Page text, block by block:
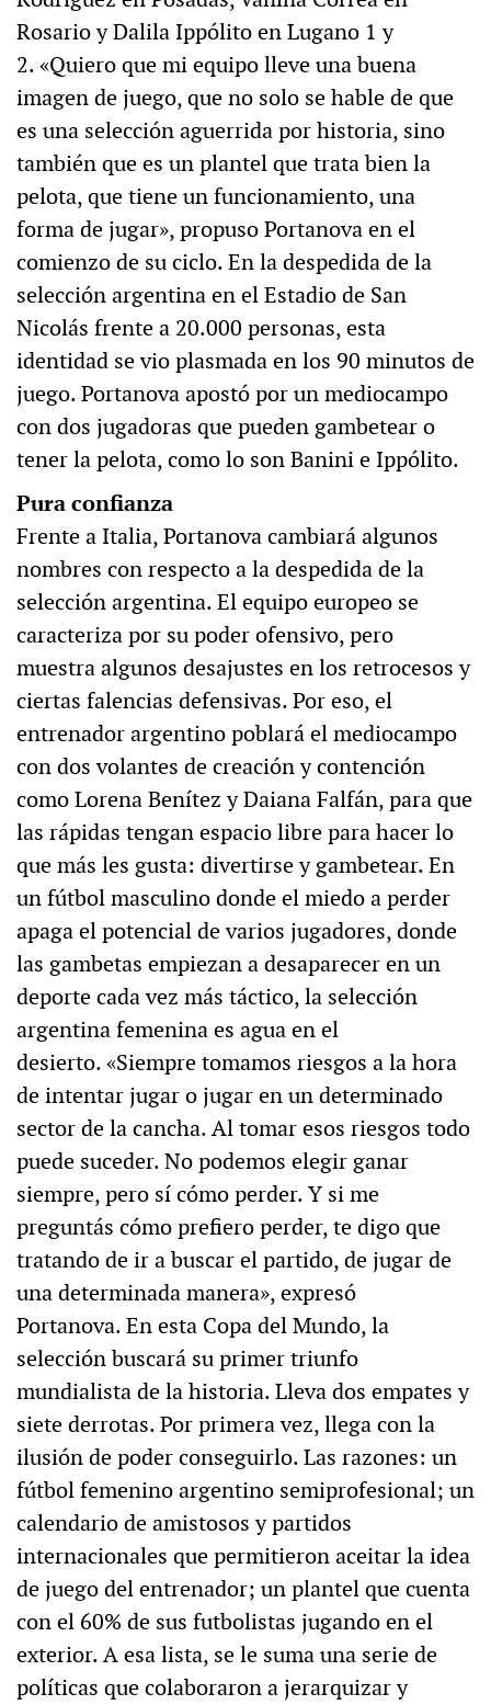
Rosario y Dalila Ippólito en Lugano 1 y
2. «Quiero que mi equipo lleve una buena
imagen de juego, que no solo se hable de que
es una selección aguerrida por historia, sino
también que es un plantel que trata bien la
pelota, que tiene un funcionamiento, una
forma de jugar», propuso Portanova en el
comienzo de su ciclo. En la despedida de la
selección argentina en el Estadio de San
Nicolás frente a 20.000 personas, esta
identidad se vio plasmada en los 90 minutos de
juego. Portanova apostó por un mediocampo
con dos jugadoras que pueden gambetear o
tener la pelota, como lo son Banini e Ippólito.
Pura confianza
Frente a Italia, Portanova cambiará algunos
nombres con respecto a la despedida de la
selección argentina. El equipo europeo se
caracteriza por su poder ofensivo, pero
muestra algunos desajustes en los retrocesos y
ciertas falencias defensivas. Por eso, el
entrenador argentino poblará el mediocampo
con dos volantes de creación y contención
como Lorena Benítez y Daiana Falfán, para que
las rápidas tengan espacio libre para hacer lo
que más les gusta: divertirse y gambetear. En
un fútbol masculino donde el miedo a perder
apaga el potencial de varios jugadores, donde
las gambetas empiezan a desaparecer en un
deporte cada vez más táctico, la selección
argentina femenina es agua en el
desierto. «Siempre tomamos riesgos a la hora
de intentar jugar o jugar en un determinado
sector de la cancha. Al tomar esos riesgos todo
puede suceder. No podemos elegir ganar
siempre, pero sí cómo perder. Y si me
preguntás cómo prefiero perder, te digo que
tratando de ir a buscar el partido, de jugar de
una determinada manera», expresó
Portanova. En esta Copa del Mundo, la
selección buscará su primer triunfo
mundialista de la historia. Lleva dos empates y
siete derrotas. Por primera vez, llega con la
ilusión de poder conseguirlo. Las razones: un
fútbol femenino argentino semiprofesional; un
calendario de amistosos y partidos
internacionales que permitieron aceitar la idea
de juego del entrenador; un plantel que cuenta
con el 60% de sus futbolistas jugando en el
exterior. A esa lista, se le suma una serie de
políticas que colaboraron a jerarquizar y